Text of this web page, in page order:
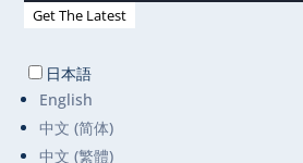
日本語
English
中文 (简体)
中文 (繁體)